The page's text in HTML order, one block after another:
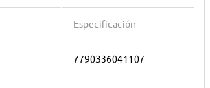
Especificación
7790336041107